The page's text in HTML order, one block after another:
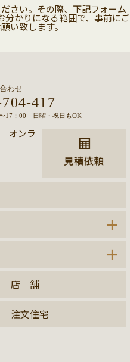
さい。その際、下記フォーム
分かりになる範囲で、事前にご
い致します。
店 舗
注文住宅